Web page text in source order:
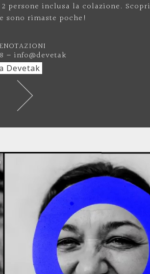
persone inclusa la colazione. Scopri
sono rimaste poche!
– info@devetak
Devetak